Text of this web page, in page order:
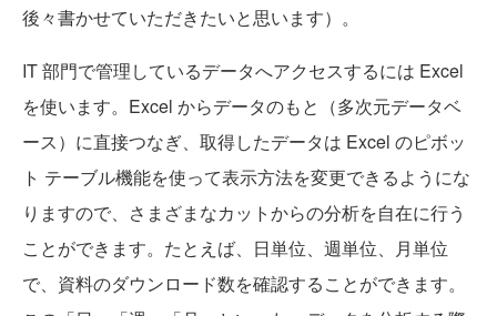
後々書かせていただきたいと思います）。
IT 部門で管理しているデータへアクセスするには Excel
を使います。Excel からデータのもと（多次元データベ
ース）に直接つなぎ、取得したデータは Excel のピボッ
ト テーブル機能を使って表示方法を変更できるようにな
りますので、さまざまなカットからの分析を自在に行う
ことができます。たとえば、日単位、週単位、月単位
で、資料のダウンロード数を確認することができます。